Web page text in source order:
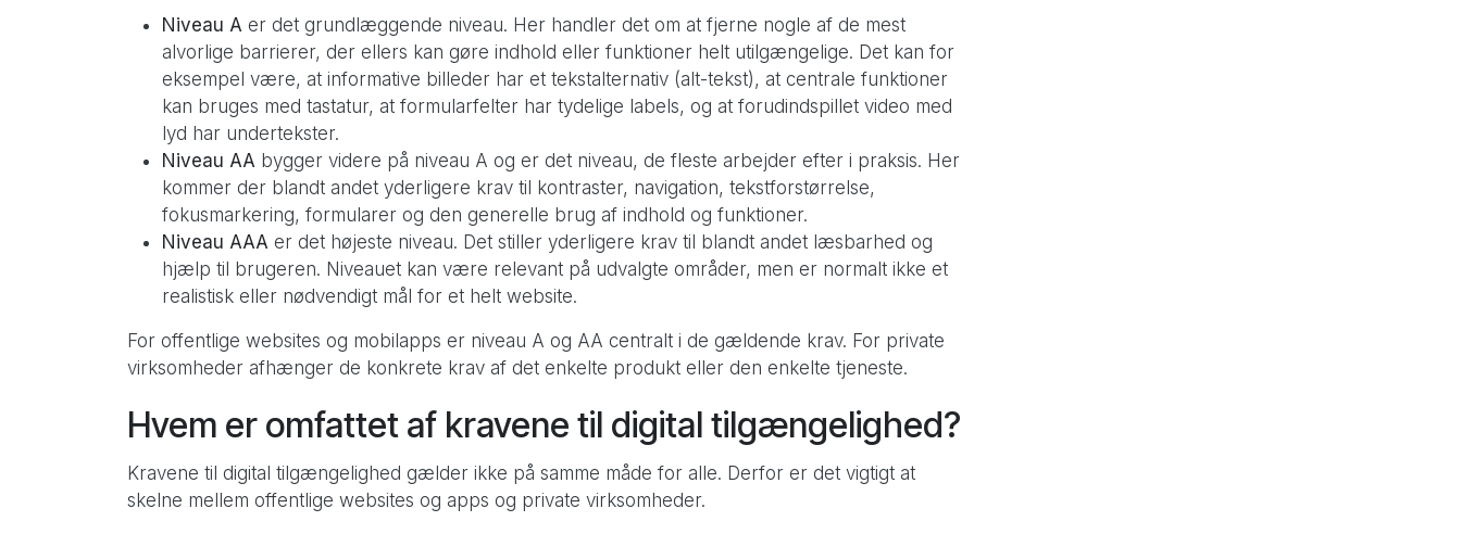
Niveau A er det grundlæggende niveau. Her handler det om at fjerne nogle af de mest
alvorlige barrierer, der ellers kan gøre indhold eller funktioner helt utilgængelige. Det kan for
eksempel være, at informative billeder har et tekstalternativ (alt-tekst), at centrale funktioner
kan bruges med tastatur, at formularfelter har tydelige labels, og at forudindspillet video med
lyd har undertekster.
Niveau AA bygger videre på niveau A og er det niveau, de fleste arbejder efter i praksis. Her
kommer der blandt andet yderligere krav til kontraster, navigation, tekstforstørrelse,
fokusmarkering, formularer og den generelle brug af indhold og funktioner.
Niveau AAA er det højeste niveau. Det stiller yderligere krav til blandt andet læsbarhed og
hjælp til brugeren. Niveauet kan være relevant på udvalgte områder, men er normalt ikke et
realistisk eller nødvendigt mål for et helt website.
For offentlige websites og mobilapps er niveau A og AA centralt i de gældende krav. For private
virksomheder afhænger de konkrete krav af det enkelte produkt eller den enkelte tjeneste.
Hvem er omfattet af kravene til digital tilgængelighed?
Kravene til digital tilgængelighed gælder ikke på samme måde for alle. Derfor er det vigtigt at
skelne mellem offentlige websites og apps og private virksomheder.